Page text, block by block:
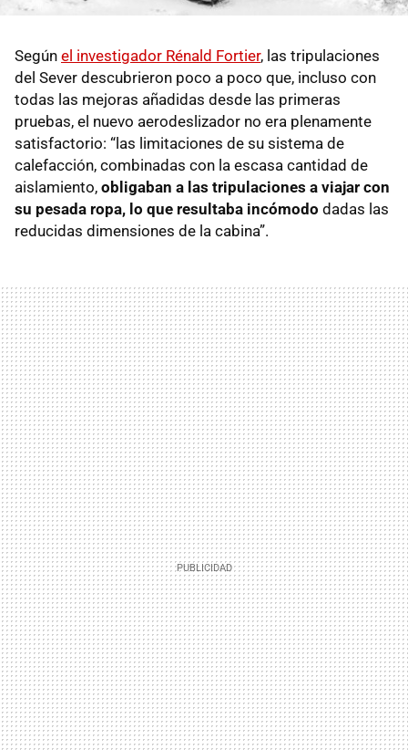
Según el investigador Rénald Fortier, las tripulaciones
del Sever descubrieron poco a poco que, incluso con
todas las mejoras añadidas desde las primeras
pruebas, el nuevo aerodeslizador no era plenamente
satisfactorio: “las limitaciones de su sistema de
calefacción, combinadas con la escasa cantidad de
aislamiento, obligaban a las tripulaciones a viajar con
su pesada ropa, lo que resultaba incómodo dadas las
reducidas dimensiones de la cabina”.